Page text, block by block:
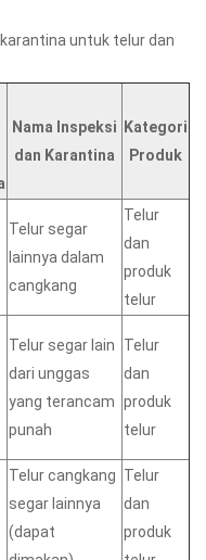
untuk telur dan
Nama Inspeksi
dan Karantina
Kategori
Produk
Telur segar
lainnya dalam
cangkang
Telur
dan
produk
telur
Telur segar lain
dari unggas
yang terancam
punah
Telur
dan
produk
telur
Telur cangkang
segar lainnya
(dapat
Telur
dan
produk